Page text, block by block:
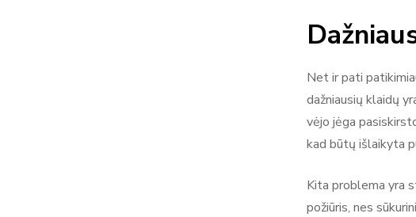
Net ir pati
dažniausių klaidų
vėjo jėga
kad būtų išlaikyta
Kita problema yra
požiūris, nes